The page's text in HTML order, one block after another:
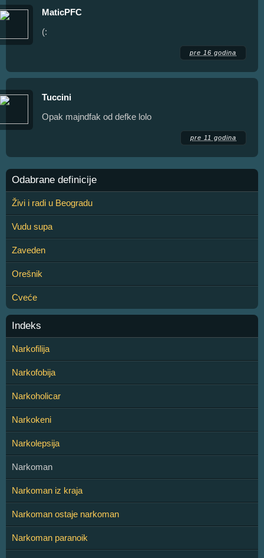
MaticPFC
(:
pre 16 godina
Tuccini
Opak majndfak od defke lolo
pre 11 godina
Odabrane definicije
Živi i radi u Beogradu
Vudu supa
Zaveden
Orešnik
Cveće
Indeks
Narkofilija
Narkofobija
Narkoholicar
Narkokeni
Narkolepsija
Narkoman
Narkoman iz kraja
Narkoman ostaje narkoman
Narkoman paranoik